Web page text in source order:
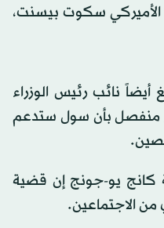
الأميركي سكوت بيسنت،
أيضاً نائب رئيس الوزراء
منفصل بأن سول ستدعم
كانج يو-جونج إن قضية
من الاجتماعين.